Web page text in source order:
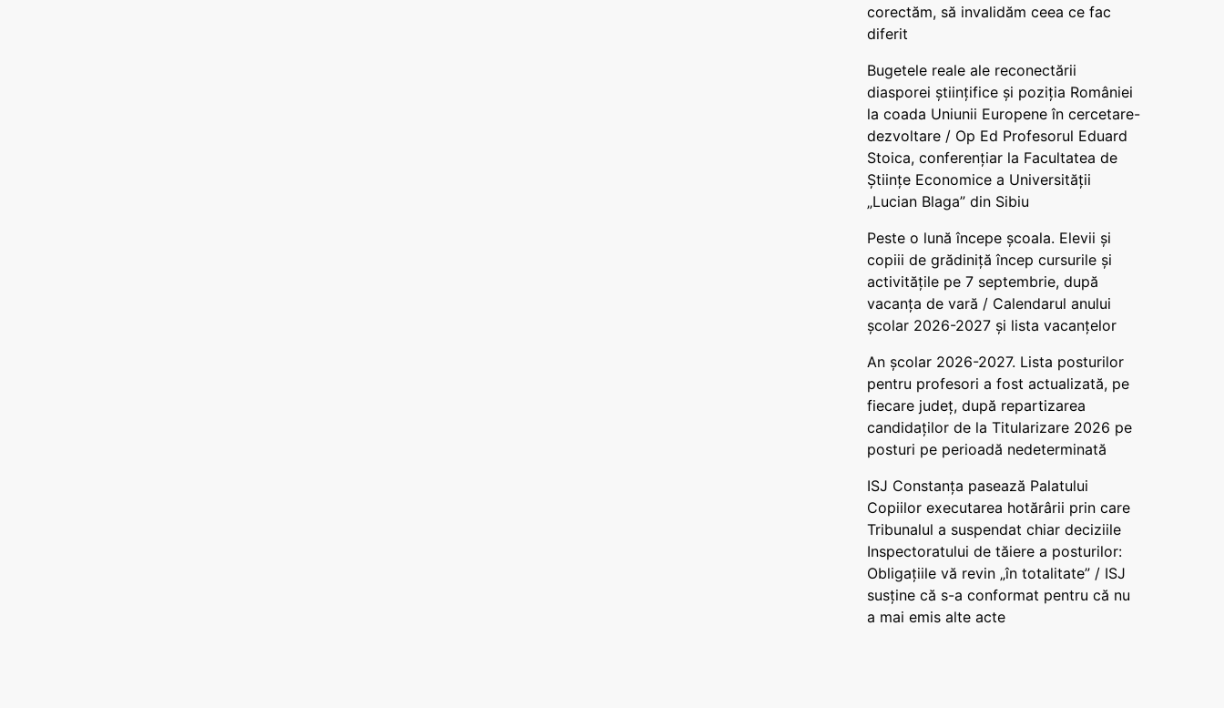
corectăm, să invalidăm ceea ce fac
diferit
Bugetele reale ale reconectării
diasporei științifice și poziția României
la coada Uniunii Europene în cercetare-
dezvoltare / Op Ed Profesorul Eduard
Stoica, conferențiar la Facultatea de
Științe Economice a Universității
„Lucian Blaga” din Sibiu
Peste o lună începe școala. Elevii și
copiii de grădiniță încep cursurile și
activitățile pe 7 septembrie, după
vacanța de vară / Calendarul anului
școlar 2026-2027 și lista vacanțelor
An școlar 2026-2027. Lista posturilor
pentru profesori a fost actualizată, pe
fiecare județ, după repartizarea
candidaților de la Titularizare 2026 pe
posturi pe perioadă nedeterminată
ISJ Constanța pasează Palatului
Copiilor executarea hotărârii prin care
Tribunalul a suspendat chiar deciziile
Inspectoratului de tăiere a posturilor:
Obligațiile vă revin „în totalitate” / ISJ
susține că s-a conformat pentru că nu
a mai emis alte acte